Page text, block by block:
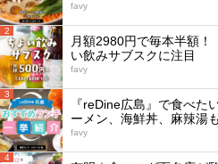
favy
2
月額2980円で毎本半額！
い飲みサブスクに注目
favy
3
『reDine広島』で食べた
ーメン、海鮮丼、麻辣湯
favy
4